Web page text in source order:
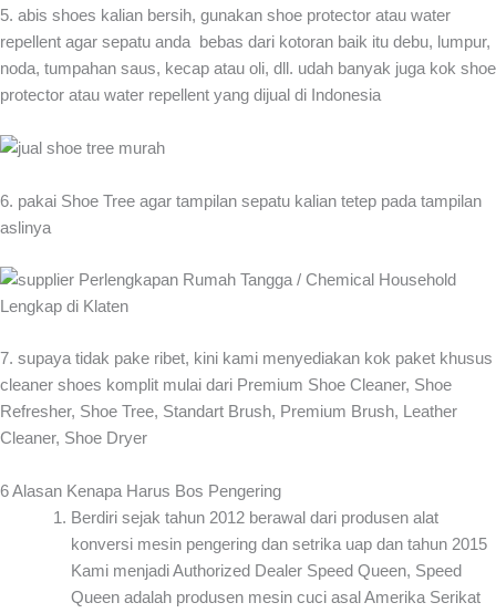
5. abis shoes kalian bersih, gunakan shoe protector atau water
repellent agar sepatu anda bebas dari kotoran baik itu debu, lumpur,
noda, tumpahan saus, kecap atau oli, dll. udah banyak juga kok shoe
protector atau water repellent yang dijual di Indonesia
6. pakai Shoe Tree agar tampilan sepatu kalian tetep pada tampilan
aslinya
7. supaya tidak pake ribet, kini kami menyediakan kok paket khusus
cleaner shoes komplit mulai dari Premium Shoe Cleaner, Shoe
Refresher, Shoe Tree, Standart Brush, Premium Brush, Leather
Cleaner, Shoe Dryer
6 Alasan Kenapa Harus Bos Pengering
Berdiri sejak tahun 2012 berawal dari produsen alat
konversi mesin pengering dan setrika uap dan tahun 2015
Kami menjadi Authorized Dealer Speed Queen, Speed
Queen adalah produsen mesin cuci asal Amerika Serikat